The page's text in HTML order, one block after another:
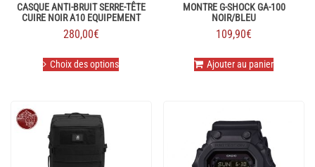
CASQUE ANTI-BRUIT SERRE-TÊTE
CUIRE NOIR A10 EQUIPEMENT
280,00€
Choix des optionsproduit
MONTRE G-SHOCK GA-100
NOIR/BLEU
109,90€
Ajouter au panier